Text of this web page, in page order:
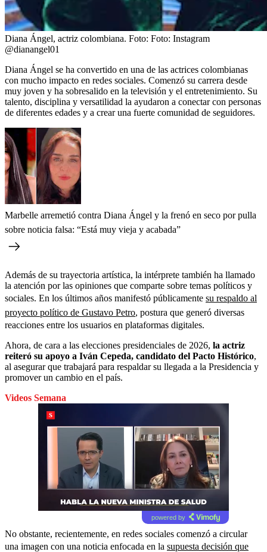
Diana Ángel, actriz colombiana. Foto: Foto: Instagram
@dianangel01
Diana Ángel se ha convertido en una de las actrices colombianas
con mucho impacto en redes sociales. Comenzó su carrera desde
muy joven y ha sobresalido en la televisión y el entretenimiento. Su
talento, disciplina y versatilidad la ayudaron a conectar con personas
de diferentes edades y a crear una fuerte comunidad de seguidores.
Marbelle arremetió contra Diana Ángel y la frenó en seco por pulla
sobre noticia falsa: “Está muy vieja y acabada”
Además de su trayectoria artística, la intérprete también ha llamado
la atención por las opiniones que comparte sobre temas políticos y
sociales. En los últimos años manifestó públicamente su respaldo al
proyecto político de Gustavo Petro, postura que generó diversas
reacciones entre los usuarios en plataformas digitales.
Ahora, de cara a las elecciones presidenciales de 2026, la actriz
reiteró su apoyo a Iván Cepeda, candidato del Pacto Histórico,
al asegurar que trabajará para respaldar su llegada a la Presidencia y
promover un cambio en el país.
Videos Semana
powered by
No obstante, recientemente, en redes sociales comenzó a circular
una imagen con una noticia enfocada en la supuesta decisión que